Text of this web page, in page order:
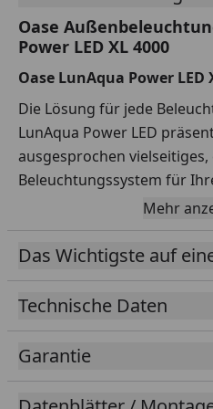
Oase
Power LED XL 4000
Oase LunAqua Power LED
Die Lösung für jede
LunAqua Power LED
ausgesprochen
Beleuchtungssystem für
herum! Egal ob über oder
Sträuchern, Bäumen,
kleinen Wasserfall – mit
Sie alles gekonnt aus.
Mehr
Das Wichtigste auf
Technische Daten
Garantie